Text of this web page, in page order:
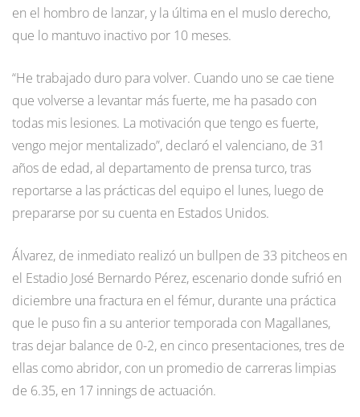
en el hombro de lanzar, y la última en el muslo derecho,
que lo mantuvo inactivo por 10 meses.
“He trabajado duro para volver. Cuando uno se cae tiene
que volverse a levantar más fuerte, me ha pasado con
todas mis lesiones. La motivación que tengo es fuerte,
vengo mejor mentalizado”, declaró el valenciano, de 31
años de edad, al departamento de prensa turco, tras
reportarse a las prácticas del equipo el lunes, luego de
prepararse por su cuenta en Estados Unidos.
Álvarez, de inmediato realizó un bullpen de 33 pitcheos en
el Estadio José Bernardo Pérez, escenario donde sufrió en
diciembre una fractura en el fémur, durante una práctica
que le puso fin a su anterior temporada con Magallanes,
tras dejar balance de 0-2, en cinco presentaciones, tres de
ellas como abridor, con un promedio de carreras limpias
de 6.35, en 17 innings de actuación.